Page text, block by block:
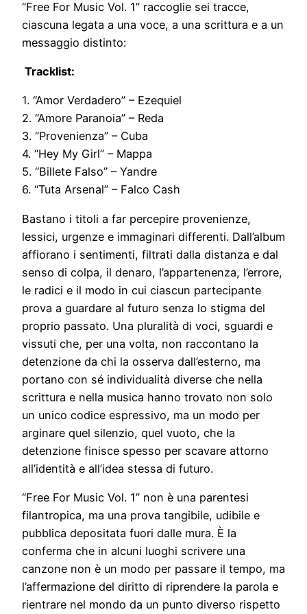
“Free For Music Vol. 1” raccoglie sei tracce,
ciascuna legata a una voce, a una scrittura e a un
messaggio distinto:
Tracklist:
1. “Amor Verdadero” – Ezequiel
2. “Amore Paranoia” – Reda
3. “Provenienza” – Cuba
4. “Hey My Girl” – Mappa
5. “Billete Falso” – Yandre
6. “Tuta Arsenal” – Falco Cash
Bastano i titoli a far percepire provenienze,
lessici, urgenze e immaginari differenti. Dall’album
affiorano i sentimenti, filtrati dalla distanza e dal
senso di colpa, il denaro, l’appartenenza, l’errore,
le radici e il modo in cui ciascun partecipante
prova a guardare al futuro senza lo stigma del
proprio passato. Una pluralità di voci, sguardi e
vissuti che, per una volta, non raccontano la
detenzione da chi la osserva dall’esterno, ma
portano con sé individualità diverse che nella
scrittura e nella musica hanno trovato non solo
un unico codice espressivo, ma un modo per
arginare quel silenzio, quel vuoto, che la
detenzione finisce spesso per scavare attorno
all’identità e all’idea stessa di futuro.
“Free For Music Vol. 1” non è una parentesi
filantropica, ma una prova tangibile, udibile e
pubblica depositata fuori dalle mura. È la
conferma che in alcuni luoghi scrivere una
canzone non è un modo per passare il tempo, ma
l’affermazione del diritto di riprendere la parola e
rientrare nel mondo da un punto diverso rispetto